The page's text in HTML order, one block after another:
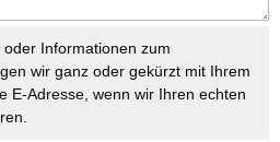
Informationen zum
wir ganz oder gekürzt mit Ihrem
E-Adresse, wenn wir Ihren echten